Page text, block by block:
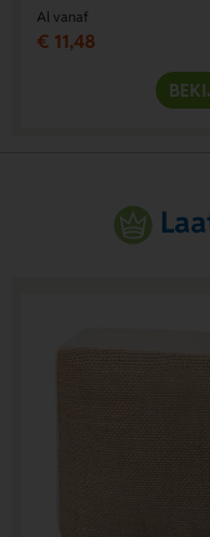
Al vanaf
€ 11,48